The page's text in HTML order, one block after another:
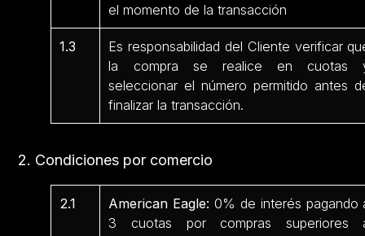
el momento de la transacción
1.3
Es responsabilidad del Cliente verificar
la compra se realice en cuotas
seleccionar el número permitido antes
finalizar la transacción.
2. Condiciones por comercio
2.1 American Eagle: 0% de interés pagando
3 cuotas por compras superiores